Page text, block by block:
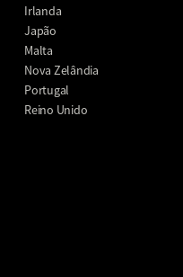
Irlanda
Japão
Malta
Nova Zelândia
Portugal
Reino Unido